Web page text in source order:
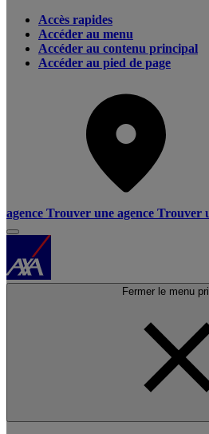
Accès rapides
Accéder au menu
Accéder au contenu principal
Accéder au pied de page
agence Trouver une agence Trouver
Fermer le menu